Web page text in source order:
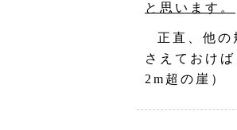
と思います。
正直、他
さえておけ
2m超の崖）